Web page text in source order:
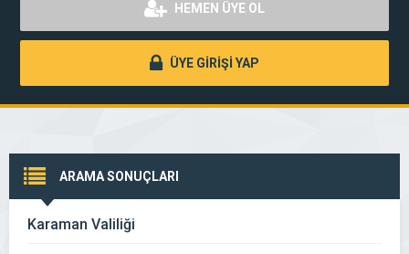
HEMEN ÜYE OL
ÜYE GİRİŞİ YAP
ARAMA SONUÇLARI
Karaman Valiliği